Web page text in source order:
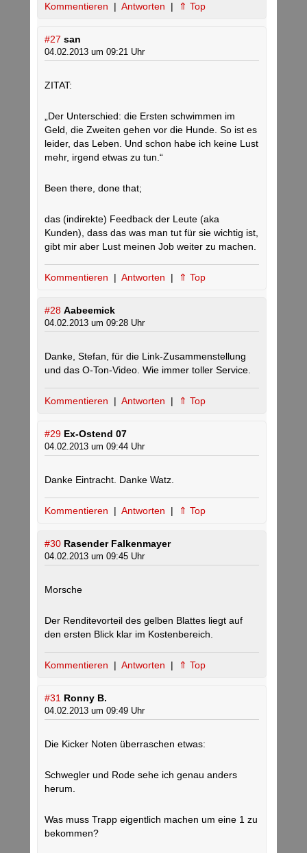
Kommentieren | Antworten | ⇑ Top
#27 san
04.02.2013 um 09:21 Uhr
ZITAT:
„Der Unterschied: die Ersten schwimmen im
Geld, die Zweiten gehen vor die Hunde. So ist es
leider, das Leben. Und schon habe ich keine Lust
mehr, irgend etwas zu tun.“
Been there, done that;
das (indirekte) Feedback der Leute (aka
Kunden), dass das was man tut für sie wichtig ist,
gibt mir aber Lust meinen Job weiter zu machen.
Kommentieren | Antworten | ⇑ Top
#28 Aabeemick
04.02.2013 um 09:28 Uhr
Danke, Stefan, für die Link-Zusammenstellung
und das O-Ton-Video. Wie immer toller Service.
Kommentieren | Antworten | ⇑ Top
#29 Ex-Ostend 07
04.02.2013 um 09:44 Uhr
Danke Eintracht. Danke Watz.
Kommentieren | Antworten | ⇑ Top
#30 Rasender Falkenmayer
04.02.2013 um 09:45 Uhr
Morsche
Der Renditevorteil des gelben Blattes liegt auf
den ersten Blick klar im Kostenbereich.
Kommentieren | Antworten | ⇑ Top
#31 Ronny B.
04.02.2013 um 09:49 Uhr
Die Kicker Noten überraschen etwas:
Schwegler und Rode sehe ich genau anders
herum.
Was muss Trapp eigentlich machen um eine 1 zu
bekommen?